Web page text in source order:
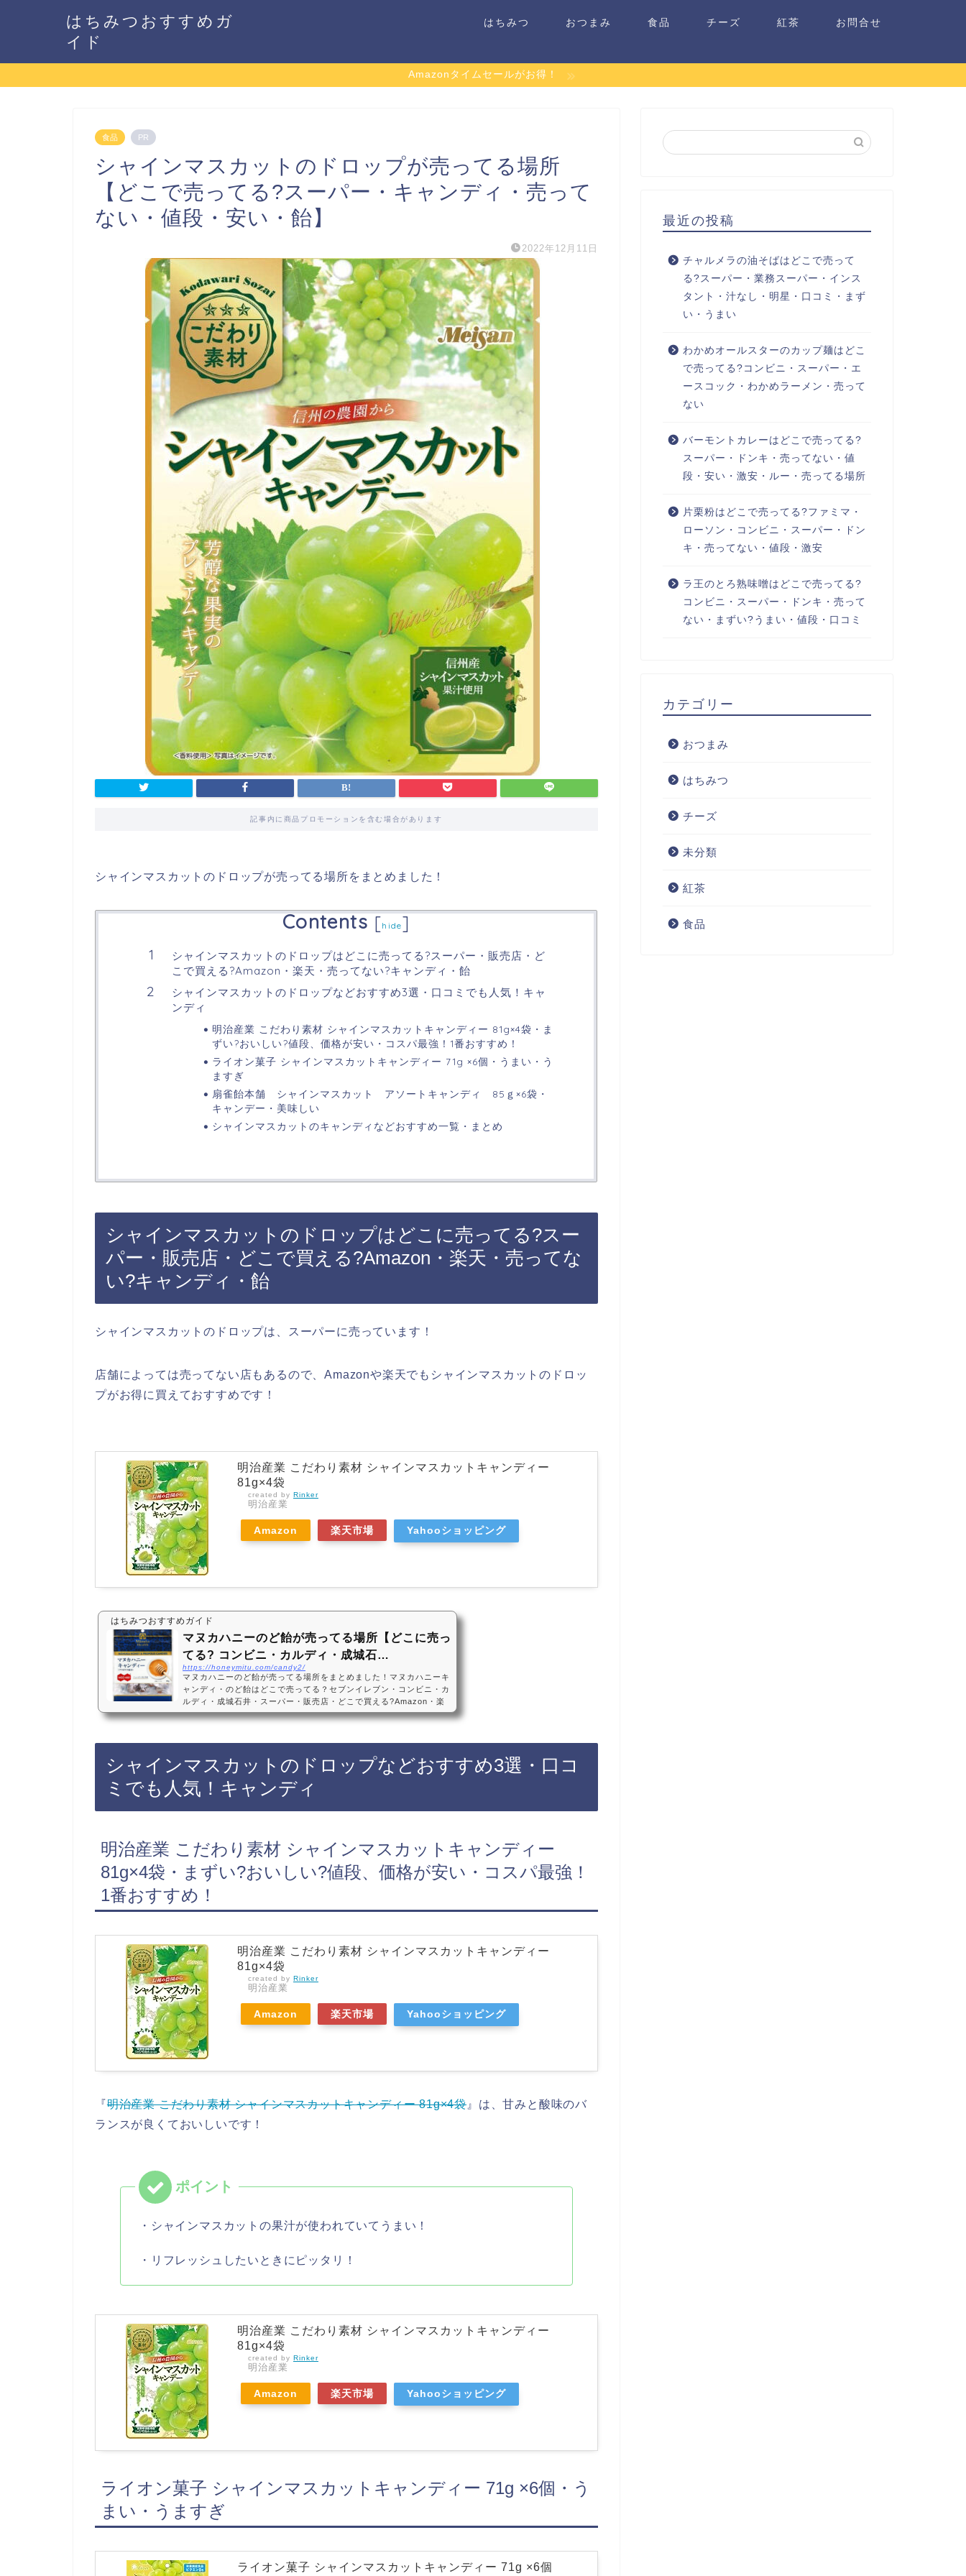
はちみつおすすめガ
イド
はちみつ おつまみ 食品 チーズ 紅茶 お問合せ
Amazonタイムセールがお得！
食品 PR
シャインマスカットのドロップが売ってる場所
【どこで売ってる?スーパー・キャンディ・売って
ない・値段・安い・飴】
2022年12月11日
記事内に商品プロモーションを含む場合があります
シャインマスカットのドロップが売ってる場所をまとめました！
Contents [hide]
シャインマスカットのドロップはどこに売ってる?スーパー・販売店・ど
こで買える?Amazon・楽天・売ってない?キャンディ・飴
シャインマスカットのドロップなどおすすめ3選・口コミでも人気！キャ
ンディ
明治産業 こだわり素材 シャインマスカットキャンディー 81g×4袋・ま
ずい?おいしい?値段、価格が安い・コスパ最強！1番おすすめ！
ライオン菓子 シャインマスカットキャンディー 71g ×6個・うまい・う
ますぎ
扇雀飴本舗 シャインマスカット アソートキャンディ 85ｇ×6袋・
キャンデー・美味しい
シャインマスカットのキャンディなどおすすめ一覧・まとめ
シャインマスカットのドロップはどこに売ってる?スー
パー・販売店・どこで買える?Amazon・楽天・売ってな
い?キャンディ・飴
シャインマスカットのドロップは、スーパーに売っています！
店舗によっては売ってない店もあるので、Amazonや楽天でもシャインマスカットのドロッ
プがお得に買えておすすめです！
明治産業 こだわり素材 シャインマスカットキャンディー
81g×4袋
created by Rinker
明治産業
Amazon 楽天市場 Yahooショッピング
はちみつおすすめガイド
マヌカハニーのど飴が売ってる場所【どこに売っ
てる? コンビニ・カルディ・成城石…
https://honeymitu.com/candy2/
マヌカハニーのど飴が売ってる場所をまとめました！マヌカハニーキ
ャンディ・のど飴はどこで売ってる？セブンイレブン・コンビニ・カ
ルディ・成城石井・スーパー・販売店・どこで買える?Amazon・楽
天・売ってない?マヌカハニーのど飴は、セブンイレブンなどのコン
ディおすすめ3選・口コミでも人気富永貿易 マヌカヘルス マヌカハ
ニー キ…
シャインマスカットのドロップなどおすすめ3選・口コ
ミでも人気！キャンディ
明治産業 こだわり素材 シャインマスカットキャンディー
81g×4袋・まずい?おいしい?値段、価格が安い・コスパ最強！
1番おすすめ！
明治産業 こだわり素材 シャインマスカットキャンディー
81g×4袋
created by Rinker
明治産業
Amazon 楽天市場 Yahooショッピング
『明治産業 こだわり素材 シャインマスカットキャンディー 81g×4袋 』は、甘みと酸味のバ
ランスが良くておいしいです！
・シャインマスカットの果汁が使われていてうまい！
・リフレッシュしたいときにピッタリ！
明治産業 こだわり素材 シャインマスカットキャンディー
81g×4袋
created by Rinker
明治産業
Amazon 楽天市場 Yahooショッピング
ライオン菓子 シャインマスカットキャンディー 71g ×6個・う
まい・うますぎ
ライオン菓子 シャインマスカットキャンディー 71g ×6個
最近の投稿
チャルメラの油そばはどこで売って
る?スーパー・業務スーパー・インス
タント・汁なし・明星・口コミ・まず
い・うまい
わかめオールスターのカップ麺はどこ
で売ってる?コンビニ・スーパー・エ
ースコック・わかめラーメン・売って
ない
バーモントカレーはどこで売ってる?
スーパー・ドンキ・売ってない・値
段・安い・激安・ルー・売ってる場所
片栗粉はどこで売ってる?ファミマ・
ローソン・コンビニ・スーパー・ドン
キ・売ってない・値段・激安
ラ王のとろ熟味噌はどこで売ってる?
コンビニ・スーパー・ドンキ・売って
ない・まずい?うまい・値段・口コミ
カテゴリー
おつまみ
はちみつ
チーズ
未分類
紅茶
食品